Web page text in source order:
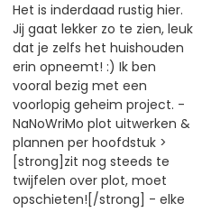
Het is inderdaad rustig hier.
Jij gaat lekker zo te zien, leuk
dat je zelfs het huishouden
erin opneemt! :) Ik ben
vooral bezig met een
voorlopig geheim project. -
NaNoWriMo plot uitwerken &
plannen per hoofdstuk >
[strong]zit nog steeds te
twijfelen over plot, moet
opschieten![/strong] - elke